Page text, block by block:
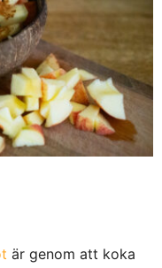
är genom att koka